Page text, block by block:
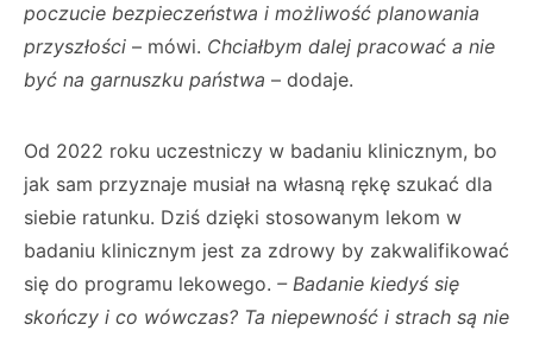
poczucie bezpieczeństwa i możliwość planowania
przyszłości – mówi. Chciałbym dalej pracować a nie
być na garnuszku państwa – dodaje.
Od 2022 roku uczestniczy w badaniu klinicznym, bo
jak sam przyznaje musiał na własną rękę szukać dla
siebie ratunku. Dziś dzięki stosowanym lekom w
badaniu klinicznym jest za zdrowy by zakwalifikować
się do programu lekowego. – Badanie kiedyś się
skończy i co wówczas? Ta niepewność i strach są nie